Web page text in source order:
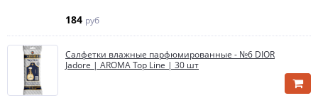
184 руб
Салфетки влажные парфюмированные - №6 DIOR
Jadore | AROMA Top Line | 30 шт